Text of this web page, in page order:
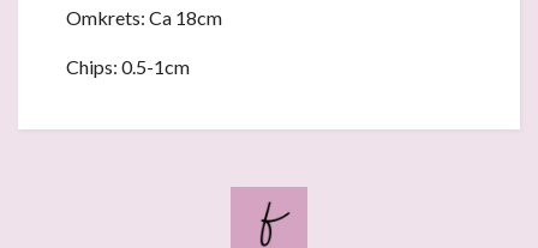
Omkrets: Ca 18cm
Chips: 0.5-1cm